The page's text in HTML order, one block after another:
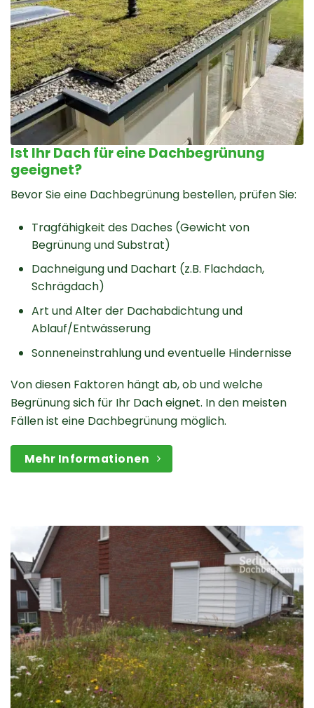
Ist Ihr Dach für eine Dachbegrünung
geeignet?
Bevor Sie eine Dachbegrünung bestellen, prüfen Sie:
Tragfähigkeit des Daches (Gewicht von
Begrünung und Substrat)
Dachneigung und Dachart (z.B. Flachdach,
Schrägdach)
Art und Alter der Dachabdichtung und
Ablauf/Entwässerung
Sonneneinstrahlung und eventuelle Hindernisse
Von diesen Faktoren hängt ab, ob und welche
Begrünung sich für Ihr Dach eignet. In den meisten
Fällen ist eine Dachbegrünung möglich.
Mehr Informationen